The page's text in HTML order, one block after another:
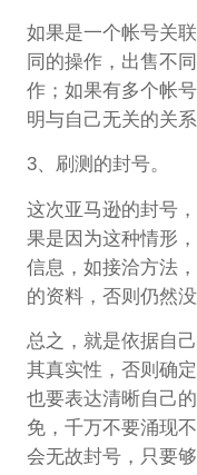
如果是一个帐号关
同的操作，出售不
作；如果有多个帐
明与自己无关的关系
3、刷测的封号。
这次亚马逊的封号
果是因为这种情形
信息，如接洽方法
的资料，否则仍然没
总之，就是依据自
其真实性，否则确
也要表达清晰自己
免，千万不要涌现
会无故封号，只要